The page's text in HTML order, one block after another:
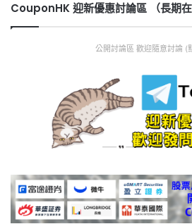
CouponHK 迎新優惠討論區 （長期在
公開討論區 歡迎隨意討論 (